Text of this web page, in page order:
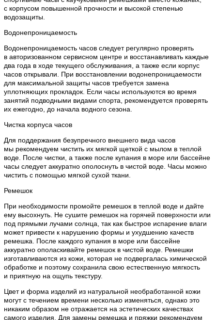
с корпусом повышенной прочности и высокой степенью
водозащиты.
Водонепроницаемость
Водонепроницаемость часов следует регулярно проверять
в авторизованном сервисном центре и восстанавливать каждые
два года в ходе текущего обслуживания, а также если корпус
часов открывали. При восстановлении водонепроницаемости
для максимальной защиты часов требуется замена
уплотняющих прокладок. Если часы используются во время
занятий подводными видами спорта, рекомендуется проверять
их ежегодно, до начала водного сезона.
Чистка корпуса часов
Для поддержания безупречного внешнего вида часов
мы рекомендуем чистить их мягкой щеткой с мылом в теплой
воде. После чистки, а также после купания в море или бассейне
часы следует аккуратно ополоснуть в чистой воде. Часы можно
чистить с помощью мягкой сухой ткани.
Ремешок
При необходимости промойте ремешок в теплой воде и дайте
ему высохнуть. Не сушите ремешок на горячей поверхности или
под прямыми лучами солнца, так как быстрое испарение влаги
может привести к нарушению формы и ухудшению качеств
ремешка. После каждого купания в море или бассейне
аккуратно ополаскивайте ремешок в чистой воде. Ремешки
изготавливаются из кожи, которая не подвергалась химической
обработке и поэтому сохранила свою естественную мягкость
и приятную на ощупь текстуру.
Цвет и форма изделий из натуральной необработанной кожи
могут с течением времени несколько изменяться, однако это
никаким образом не отражается на эстетических качествах
самого изделия. Для замены ремешка и пряжки рекомендуем